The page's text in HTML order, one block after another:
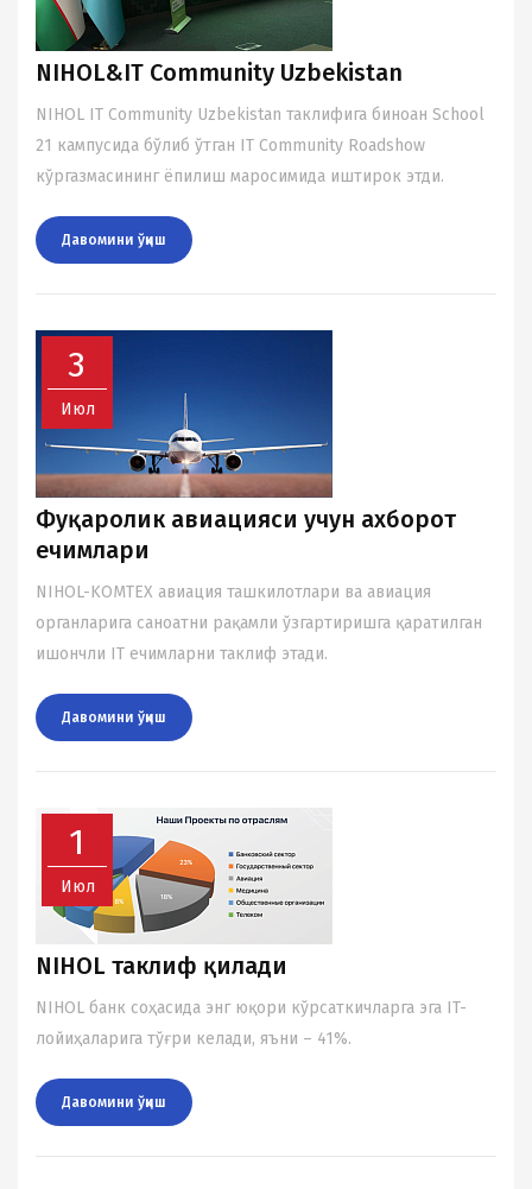
NIHOL&IT Community Uzbekistan
NIHOL IT Community Uzbekistan таклифига биноан School
21 кампусида бўлиб ўтган IT Community Roadshow
кўргазмасининг ёпилиш маросимида иштирок этди.
Давомини ўқиш
3
Июл
Фуқаролик авиацияси учун аxборот
ечимлари
NIHOL-KOMTEX авиация ташкилотлари ва авиация
органларига саноатни рақамли ўзгартиришга қаратилган
ишончли IT ечимларни таклиф этади.
Давомини ўқиш
1
Июл
NIHOL таклиф қилади
NIHOL банк соҳасида энг юқори кўрсаткичларга эга IT-
лойиҳаларига тўғри келади, яъни – 41%.
Давомини ўқиш